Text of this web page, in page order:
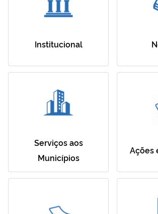
Institucional
Serviços aos
Municípios
Ações